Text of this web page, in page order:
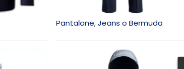
Pantalone, Jeans o Bermuda